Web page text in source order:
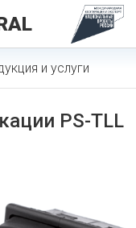
и услуги
PS-TLL